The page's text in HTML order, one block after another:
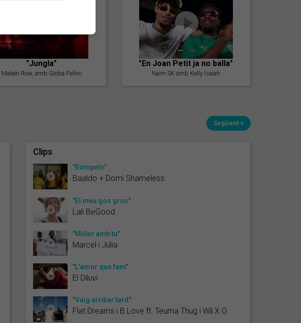
"Jungla"
Maken Row, amb Gioba Fellini
"En Joan Petit ja no balla"
Naim SK amb Kelly Isaiah
Següent >
Clips
"Rómpelo"
Baaldo + Domi Shameless
"El meu gos groc"
Lali BeGood
"Millor amb tu"
Marcel i Júlia
"L'amor que fem"
El Diluvi
"Vaig arribar tard"
Flat Dreams i B.Love ft. Teuma Thug i Wil.X.O